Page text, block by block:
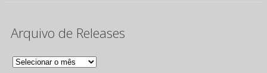
Arquivo de Releases
Arquivo